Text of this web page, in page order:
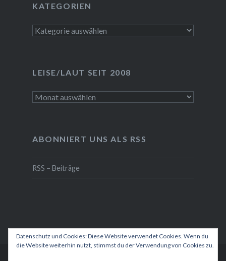
KATEGORIEN
Kategorien
LEISE/LAUT SEIT 2008
LEISE/laut
ABONNIERT UNS ALS RSS
RSS – Beiträge
Datenschutz und Cookies: Diese Website verwendet Cookies. Wenn du
die Website weiterhin nutzt, stimmst du der Verwendung von Cookies zu.